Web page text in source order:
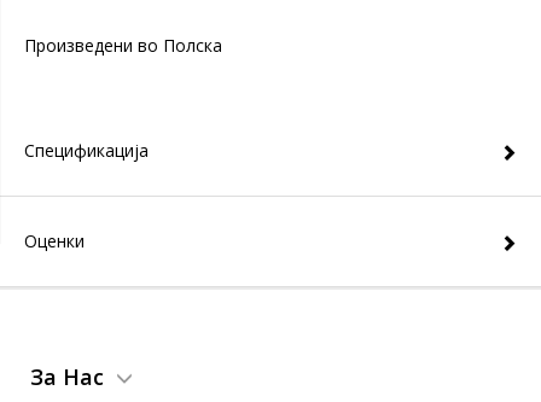
Произведени во Полска
Спецификација
Оценки
За Нас